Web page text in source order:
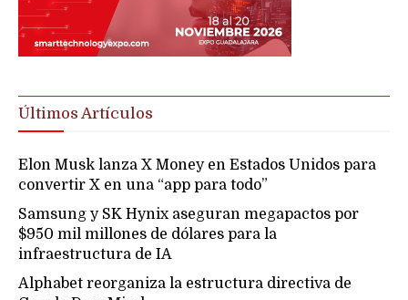
Últimos Artículos
Elon Musk lanza X Money en Estados Unidos para
convertir X en una “app para todo”
Samsung y SK Hynix aseguran megapactos por
$950 mil millones de dólares para la
infraestructura de IA
Alphabet reorganiza la estructura directiva de